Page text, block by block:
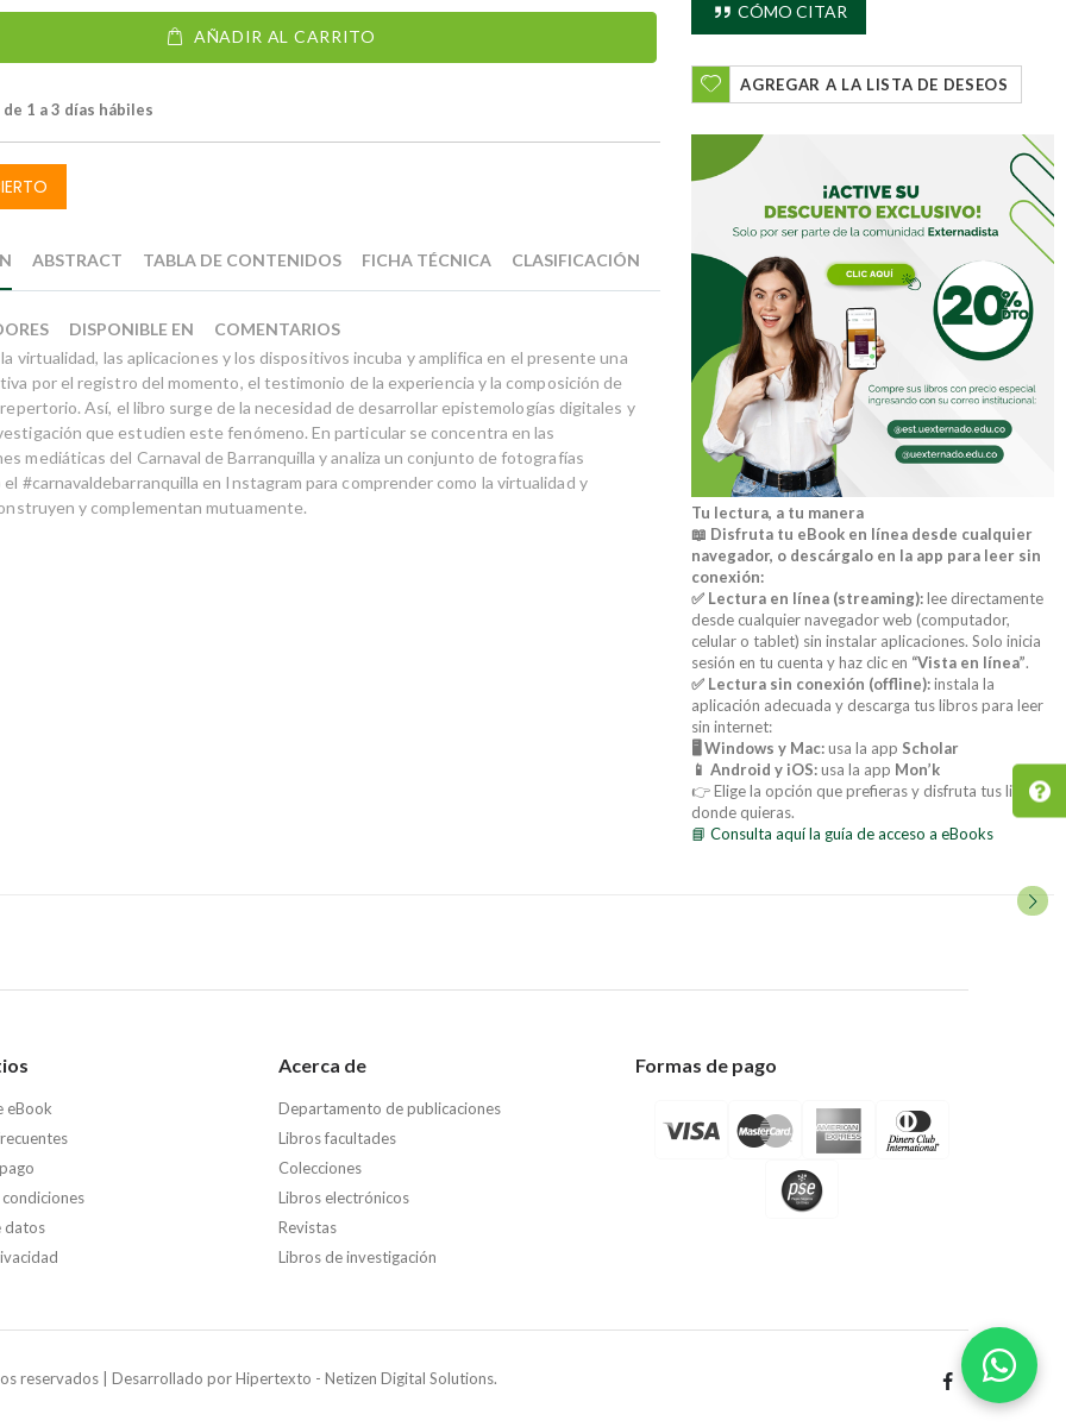
AÑADIR AL CARRITO
1 a 3 días hábiles
virtualidad, las aplicaciones y los dispositivos incuba y amplifica en el presente una
por el registro del momento, el testimonio de la experiencia y la composición de
repertorio. Así, el libro surge de la necesidad de desarrollar epistemologías digitales y
que estudien este fenómeno. En particular se concentra en las
mediáticas del Carnaval de Barranquilla y analiza un conjunto de fotografías
el #carnavaldebarranquilla en Instagram para comprender como la virtualidad y
y complementan mutuamente.
ABSTRACT TABLA DE CONTENIDOS FICHA TÉCNICA CLASIFICACIÓN
DISPONIBLE EN COMENTARIOS
CÓMO CITAR
AGREGAR A LA LISTA DE DESEOS
Tu lectura, a tu manera
📖 Disfruta tu eBook en línea desde cualquier
navegador, o descárgalo en la app para leer sin
conexión:
✅ Lectura en línea (streaming):lee directamente
desde cualquier navegador web (computador,
celular o tablet) sin instalar aplicaciones. Solo inicia
sesión en tu cuenta y haz clic en “Vista en línea”.
✅ Lectura sin conexión (offline):instala la
aplicación adecuada y descarga tus libros para leer
sin internet:
🖥️ Windows y Mac:usa la app Scholar
📱 Android y iOS:usa la app Mon’k
👉 Elige la opción que prefieras y disfruta tus libros
donde quieras.
📘 Consulta aquí la guía de acceso a eBooks
eBook
datos
Acerca de
Departamento de publicaciones
Libros facultades
Colecciones
Libros electrónicos
Revistas
Libros de investigación
Formas de pago
reservados | Desarrollado porHipertexto - Netizen Digital Solutions.